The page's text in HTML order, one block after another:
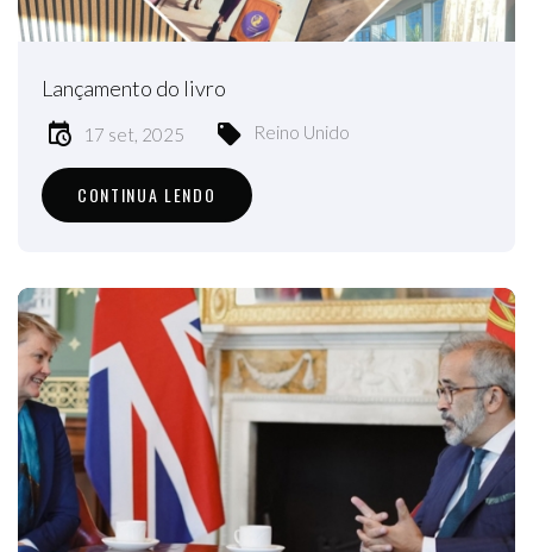
Lançamento do livro
17 set, 2025 Reino Unido
CONTINUA LENDO